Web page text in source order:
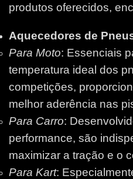
produtos oferecidos,
Aquecedores de
Para Moto: Essenciais
temperatura ideal dos
competições,
melhor aderência nas
Para Carro:
performance, são
maximizar a tração e o
Para Kart: